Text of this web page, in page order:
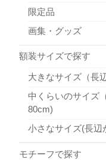
限定品
画集・グッズ
額装サイズで探す
大きなサイズ（長
中くらいのサイズ
80cm)
小さなサイズ(長辺
モチーフで探す